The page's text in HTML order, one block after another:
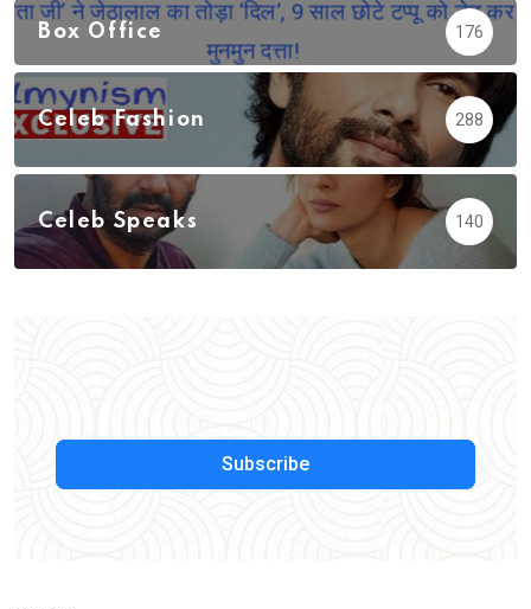
Box Office 176
Celeb Fashion 288
Celeb Speaks 140
Subscribe